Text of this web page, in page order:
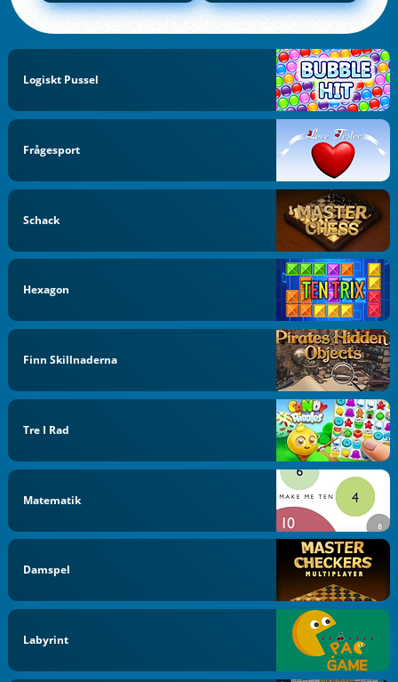
Logiskt Pussel
Frågesport
Schack
Hexagon
Finn Skillnaderna
Tre I Rad
Matematik
Damspel
Labyrint